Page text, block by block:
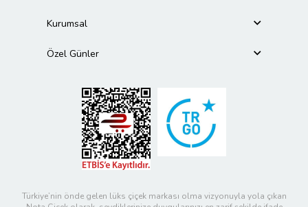
Kurumsal
Özel Günler
Türkiye’nin önde gelen lüks çiçek markası olma vizyonuyla yola çıkan